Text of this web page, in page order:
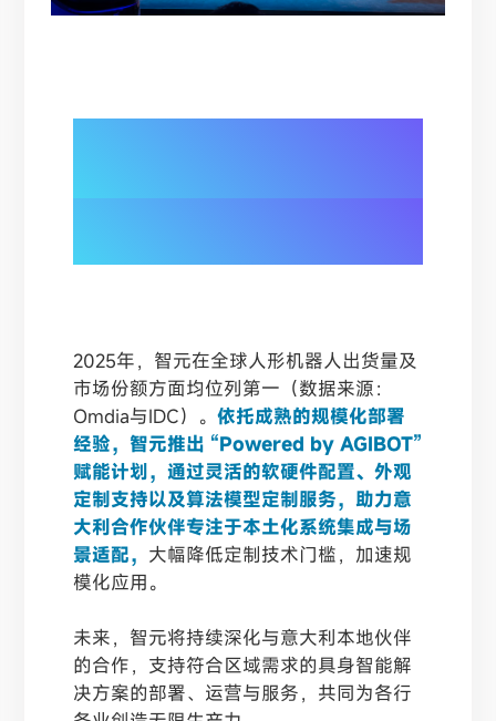
2025年，智元在全球人形机器人出货量及
市场份额方面均位列第一（数据来源：
Omdia与IDC）。依托成熟的规模化部署
经验，智元推出 “Powered by AGIBOT”
赋能计划，通过灵活的软硬件配置、外观
定制支持以及算法模型定制服务，助力意
大利合作伙伴专注于本土化系统集成与场
景适配， 大幅降低定制技术门槛，加速规
模化应用。
未来，智元将持续深化与意大利本地伙伴
的合作，支持符合区域需求的具身智能解
决方案的部署、运营与服务，共同为各行